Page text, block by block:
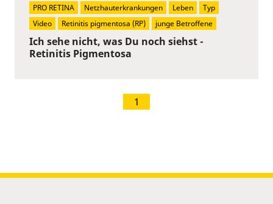
Ich sehe nicht, was Du noch siehst -
Retinitis Pigmentosa
PRO RETINA Netzhauterkrankungen Leben
Typ
Video
Retinitis pigmentosa (RP) junge Betroffene
1